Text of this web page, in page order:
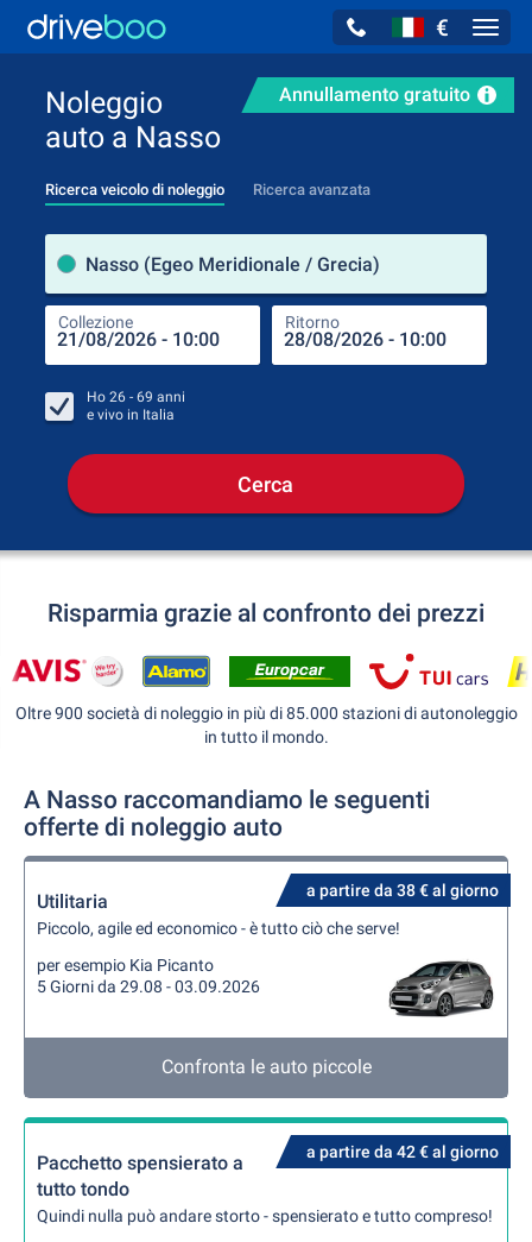
€
Annullamento gratuito
Noleggio
auto a Nasso
Ricerca veicolo di noleggio Ricerca avanzata
Nasso (Egeo Meridionale / Grecia)
Collezione Ritorno
Ho 26 - 69 anni
e vivo in Italia
Cerca
Risparmia grazie al confronto dei prezzi
Oltre 900 società di noleggio in più di 85.000 stazioni di autonoleggio
in tutto il mondo.
A Nasso raccomandiamo le seguenti
offerte di noleggio auto
a partire da 38 € al giorno
Utilitaria
Piccolo, agile ed economico - è tutto ciò che serve!
per esempio Kia Picanto
5 Giorni da 29.08 - 03.09.2026
Confronta le auto piccole
a partire da 42 € al giorno
Pacchetto spensierato a
tutto tondo
Quindi nulla può andare storto - spensierato e tutto compreso!